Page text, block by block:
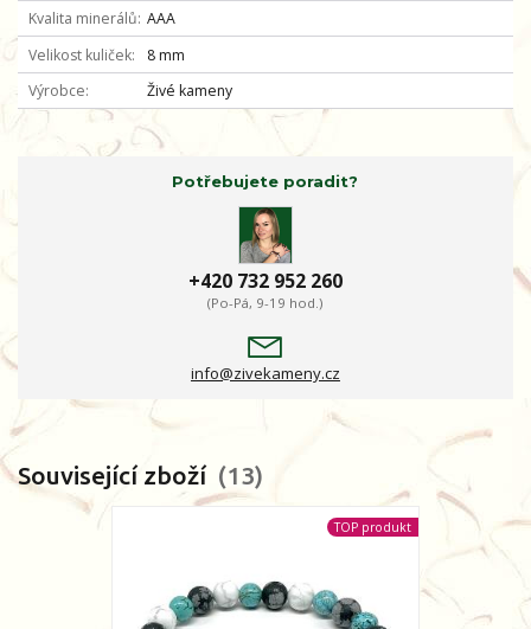
Kvalita minerálů AAA
Velikost kuliček
8 mm
Výrobce
Živé kameny
Potřebujete poradit?
+420 732 952 260
(Po-Pá, 9-19 hod.)
info@zivekameny.cz
Související zboží 13
TOP produkt